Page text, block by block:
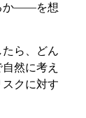
か——を想
ら、どん
然に考え
クに対す